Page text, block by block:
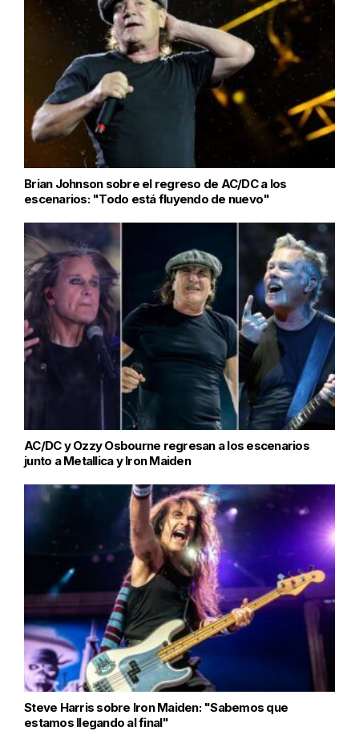
Brian Johnson sobre el regreso de AC/DC a los
escenarios: "Todo está fluyendo de nuevo"
AC/DC y Ozzy Osbourne regresan a los escenarios
junto a Metallica y Iron Maiden
Steve Harris sobre Iron Maiden: "Sabemos que
estamos llegando al final"